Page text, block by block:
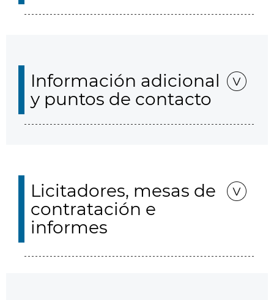
Información adicional
y puntos de contacto
Licitadores, mesas de
contratación e
informes